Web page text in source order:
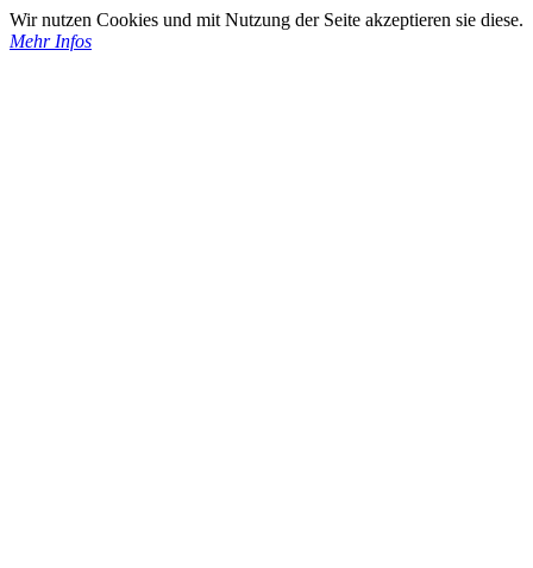
Wir nutzen Cookies und mit Nutzung der Seite akzeptieren sie diese.
Mehr Infos